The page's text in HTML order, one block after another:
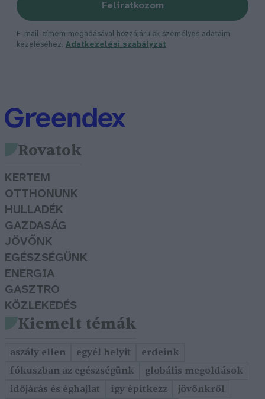
Feliratkozom
E-mail-címem megadásával hozzájárulok személyes adataim
kezeléséhez. Adatkezelési szabályzat
Rovatok
KERTEM
OTTHONUNK
HULLADÉK
GAZDASÁG
JÖVŐNK
EGÉSZSÉGÜNK
ENERGIA
GASZTRO
KÖZLEKEDÉS
Kiemelt témák
aszály ellen egyél helyit
erdeink
fókuszban az egészségünk
globális megoldások
időjárás és éghajlat
így építkezz jövőnkről